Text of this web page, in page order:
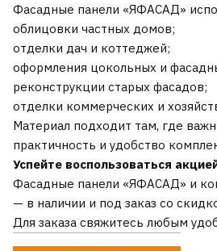
Фасадные панели «ЯФАСАД»
облицовки частных домов;
отделки дач и коттеджей;
оформления цокольных и
реконструкции старых фасадов;
отделки коммерческих и
Материал подходит там, где
практичность и удобство
Успейте воспользоваться
Фасадные панели «ЯФАСАД» и
— в наличии и под заказ со
Для заказа свяжитесь любым